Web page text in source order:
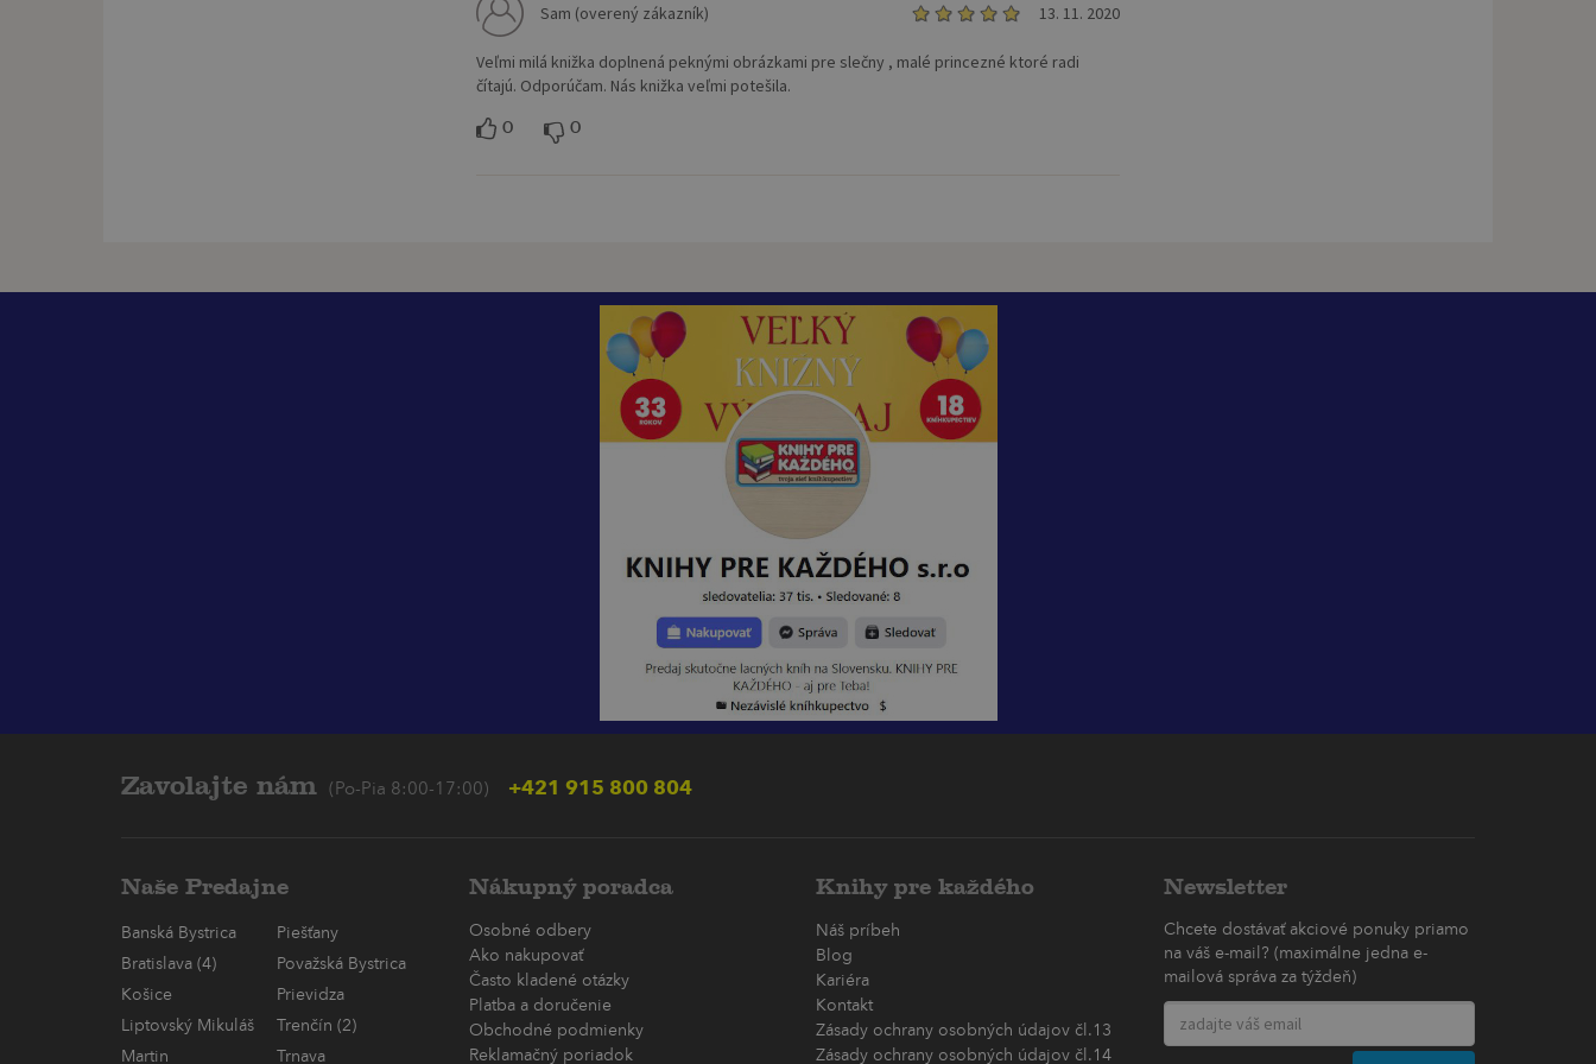
Sam (overený zákazník) 13. 11. 2020
Veľmi milá knižka doplnená peknými obrázkami pre slečny , malé princezné ktoré radi
čítajú. Odporúčam. Nás knižka veľmi potešila.
0 0
Zavolajte nám (Po-Pia 8:00-17:00) +421 915 800 804
Naše Predajne
Banská Bystrica
Piešťany
Bratislava (4)
Považská Bystrica
Košice
Prievidza
Liptovský Mikuláš
Trenčín (2)
Martin
Trnava
Nákupný poradca
Osobné odbery
Ako nakupovať
Často kladené otázky
Platba a doručenie
Obchodné podmienky
Reklamačný poriadok
Knihy pre každého
Náš príbeh
Blog
Kariéra
Kontakt
Zásady ochrany osobných údajov čl.13
Zásady ochrany osobných údajov čl.14
Newsletter
Chcete dostávať akciové ponuky priamo
na váš e-mail? (maximálne jedna e-
mailová správa za týždeň)